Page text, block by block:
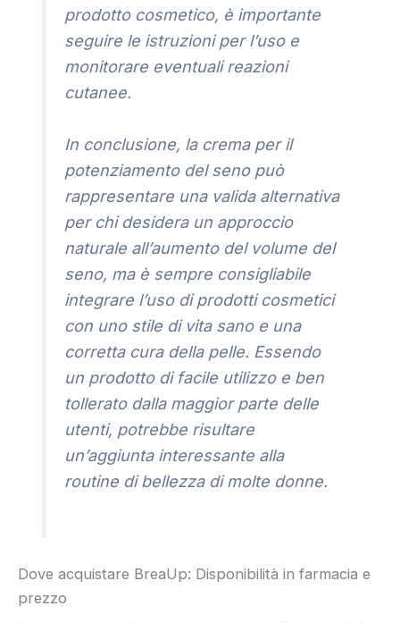
prodotto cosmetico, è importante
seguire le istruzioni per l’uso e
monitorare eventuali reazioni
cutanee.
In conclusione, la crema per il
potenziamento del seno può
rappresentare una valida alternativa
per chi desidera un approccio
naturale all’aumento del volume del
seno, ma è sempre consigliabile
integrare l’uso di prodotti cosmetici
con uno stile di vita sano e una
corretta cura della pelle. Essendo
un prodotto di facile utilizzo e ben
tollerato dalla maggior parte delle
utenti, potrebbe risultare
un’aggiunta interessante alla
routine di bellezza di molte donne.
Dove acquistare BreaUp: Disponibilità in farmacia e
prezzo